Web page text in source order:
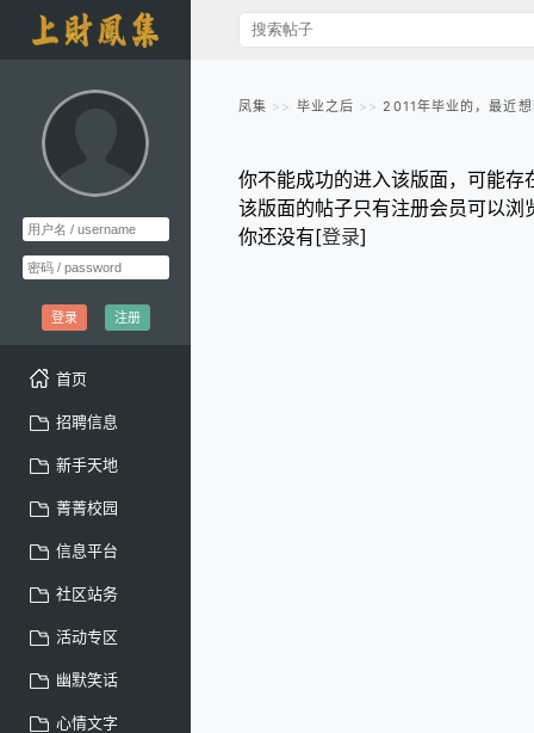
登录 注册
首页
招聘信息
新手天地
菁菁校园
信息平台
社区站务
活动专区
幽默笑话
心情文字
凤集 毕业之后 2011年毕业的，最近
你不能成功的进入该版面，可能存
该版面的帖子只有注册会员可以浏
你还没有[登录]